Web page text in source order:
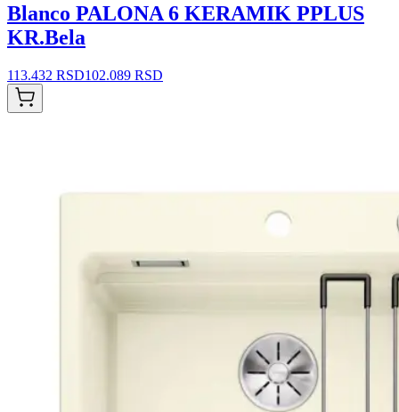
Blanco PALONA 6 KERAMIK PPLUS
KR.Bela
113.432 RSD102.089 RSD